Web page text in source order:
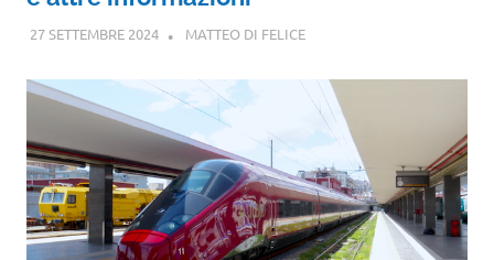
27 SETTEMBRE 2024 MATTEO DI FELICE